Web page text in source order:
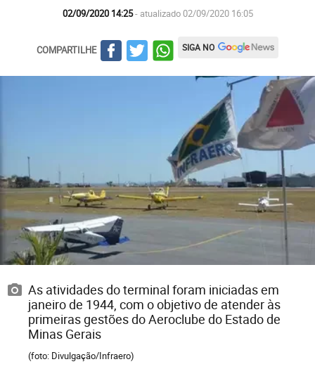
02/09/2020 14:25- atualizado 02/09/2020 16:05
COMPARTILHE SIGA NO
As atividades do terminal foram iniciadas em
janeiro de 1944, com o objetivo de atender às
primeiras gestões do Aeroclube do Estado de
Minas Gerais
(foto: Divulgação/Infraero)